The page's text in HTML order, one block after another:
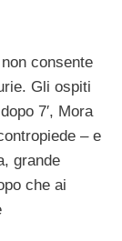
consente
Gli ospiti
7′, Mora
– e
grande
che ai